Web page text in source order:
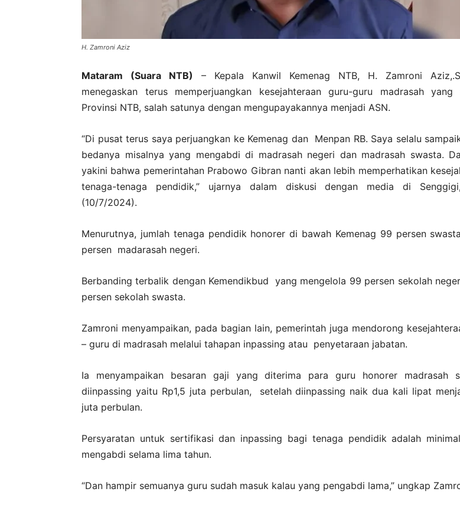
H. Zamroni Aziz
Mataram (Suara NTB) – Kepala Kanwil Kemenag NTB, H. Zamroni
menegaskan terus memperjuangkan kesejahteraan guru-guru madrasah
Provinsi NTB, salah satunya dengan mengupayakannya menjadi ASN.
“Di pusat terus saya perjuangkan ke Kemenag dan Menpan RB. Saya selalu
bedanya misalnya yang mengabdi di madrasah negeri dan madrasah swasta.
yakini bahwa pemerintahan Prabowo Gibran nanti akan lebih memperhatikan
tenaga-tenaga pendidik,” ujarnya dalam diskusi dengan media di
(10/7/2024).
Menurutnya, jumlah tenaga pendidik honorer di bawah Kemenag 99 persen
persen madarasah negeri.
Berbanding terbalik dengan Kemendikbud yang mengelola 99 persen sekolah
persen sekolah swasta.
Zamroni menyampaikan, pada bagian lain, pemerintah juga mendorong
– guru di madrasah melalui tahapan inpassing atau penyetaraan jabatan.
Ia menyampaikan besaran gaji yang diterima para guru honorer madrasah
diinpassing yaitu Rp1,5 juta perbulan, setelah diinpassing naik dua kali lipat
juta perbulan.
Persyaratan untuk sertifikasi dan inpassing bagi tenaga pendidik adalah
mengabdi selama lima tahun.
“Dan hampir semuanya guru sudah masuk kalau yang pengabdi lama,” ungkap